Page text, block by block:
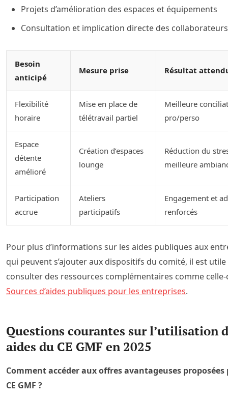
Projets d’amélioration des espaces et équipements
Consultation et implication directe des collaborateurs
Besoin
anticipé
Mesure prise Résultat
Flexibilité
horaire
Mise en place de
télétravail partiel
Meilleure
pro/perso
Espace
détente
amélioré
Création d’espaces
lounge
Réduction du
meilleure
Participation
accrue
Ateliers
participatifs
Engagement et
renforcés
Pour plus d’informations sur les aides publiques aux
qui peuvent s’ajouter aux dispositifs du comité, il est utile
consulter des ressources complémentaires comme celle-
Sources d’aides publiques pour les entreprises.
Questions courantes sur l’utilisation
aides du CE GMF en 2025
Comment accéder aux offres avantageuses proposées
CE GMF ?